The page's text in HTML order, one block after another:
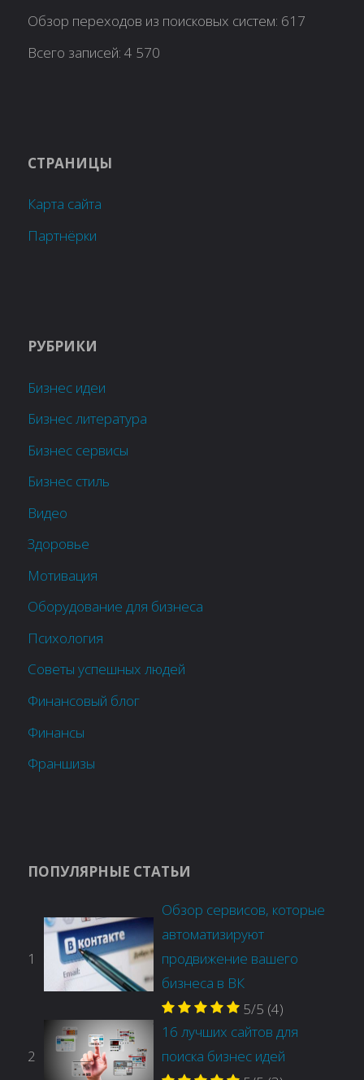
Обзор переходов из поисковых систем: 617
Всего записей:4 570
СТРАНИЦЫ
Карта сайта
Партнёрки
РУБРИКИ
Бизнес идеи
Бизнес литература
Бизнес сервисы
Бизнес стиль
Видео
Здоровье
Мотивация
Оборудование для бизнеса
Психология
Советы успешных людей
Финансовый блог
Финансы
Франшизы
ПОПУЛЯРНЫЕ СТАТЬИ
1
Обзор сервисов, которые
автоматизируют
продвижение вашего
бизнеса в ВК
5/5 (4)
2
16 лучших сайтов для
поиска бизнес идей